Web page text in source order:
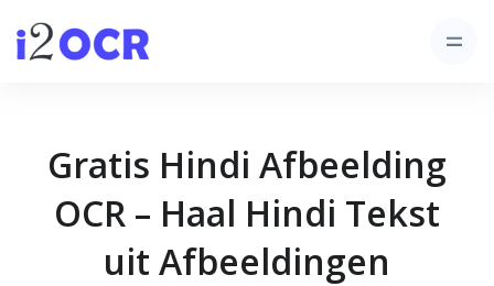
Gratis Hindi Afbeelding
OCR – Haal Hindi Tekst
uit Afbeeldingen